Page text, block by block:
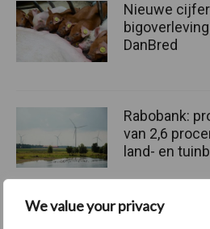
We value your privacy
Nieuwe
DanBred
Rabobank:
van 2,6
land- en